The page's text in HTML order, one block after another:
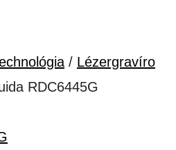
/ Lézergravíro
RDC6445G